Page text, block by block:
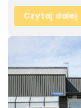
Czytaj dalej